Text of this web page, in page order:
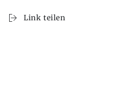
Link teilen